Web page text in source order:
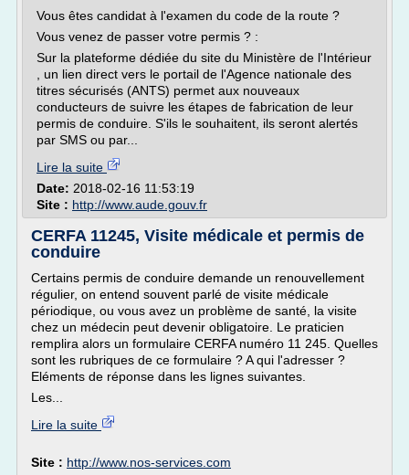
Vous êtes candidat à l'examen du code de la route ?
Vous venez de passer votre permis ? :
Sur la plateforme dédiée du site du Ministère de l'Intérieur
, un lien direct vers le portail de l'Agence nationale des
titres sécurisés (ANTS) permet aux nouveaux
conducteurs de suivre les étapes de fabrication de leur
permis de conduire. S'ils le souhaitent, ils seront alertés
par SMS ou par...
Lire la suite
Date: 2018-02-16 11:53:19
Site : http://www.aude.gouv.fr
CERFA 11245, Visite médicale et permis de
conduire
Certains permis de conduire demande un renouvellement
régulier, on entend souvent parlé de visite médicale
périodique, ou vous avez un problème de santé, la visite
chez un médecin peut devenir obligatoire. Le praticien
remplira alors un formulaire CERFA numéro 11 245. Quelles
sont les rubriques de ce formulaire ? A qui l'adresser ?
Eléments de réponse dans les lignes suivantes.
Les...
Lire la suite
Site : http://www.nos-services.com